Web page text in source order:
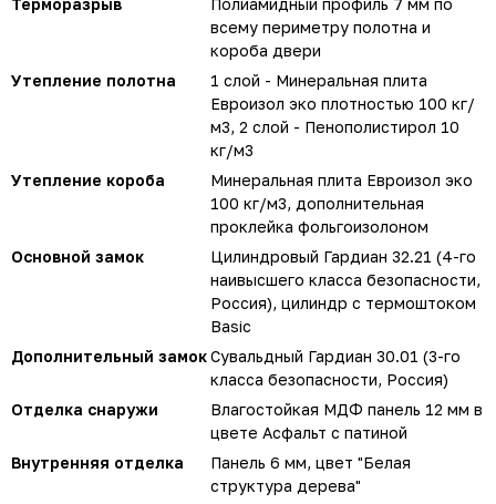
всему периметру полотна и
короба двери
Утепление полотна
1 слой - Минеральная плита
Евроизол эко плотностью 100 кг/
м3, 2 слой - Пенополистирол 10
кг/м3
Утепление короба
Минеральная плита Евроизол эко
100 кг/м3, дополнительная
проклейка фольгоизолоном
Основной замок
Цилиндровый Гардиан 32.21 (4-го
наивысшего класса безопасности,
Россия), цилиндр с термоштоком
Basic
Дополнительный замокСувальдный Гардиан 30.01 (3-го
класса безопасности, Россия)
Отделка снаружи
Влагостойкая МДФ панель 12 мм в
цвете Асфальт с патиной
Внутренняя отделка
Панель 6 мм, цвет "Белая
структура дерева"